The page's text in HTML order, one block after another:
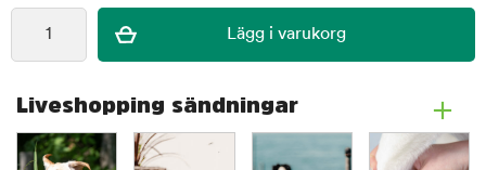
Liveshopping sändningar